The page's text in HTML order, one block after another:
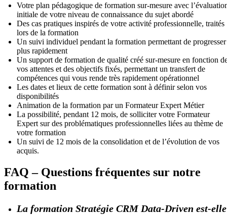
Votre plan pédagogique de formation sur-mesure avec
initiale de votre niveau de connaissance du sujet abordé
Des cas pratiques inspirés de votre activité professionnelle, traités
lors de la formation
Un suivi individuel pendant la formation permettant de progresser
plus rapidement
Un support de formation de qualité créé sur-mesure en fonction
vos attentes et des objectifs fixés, permettant un transfert de
compétences qui vous rende très rapidement opérationnel
Les dates et lieux de cette formation sont à définir selon vos
disponibilités
Animation de la formation par un Formateur Expert Métier
La possibilité, pendant 12 mois, de solliciter votre Formateur
Expert sur des problématiques professionnelles liées au thème de
votre formation
Un suivi de 12 mois de la consolidation et de l’évolution de vos
acquis.
FAQ – Questions fréquentes sur notre
formation
La formation Stratégie CRM Data-Driven est-elle